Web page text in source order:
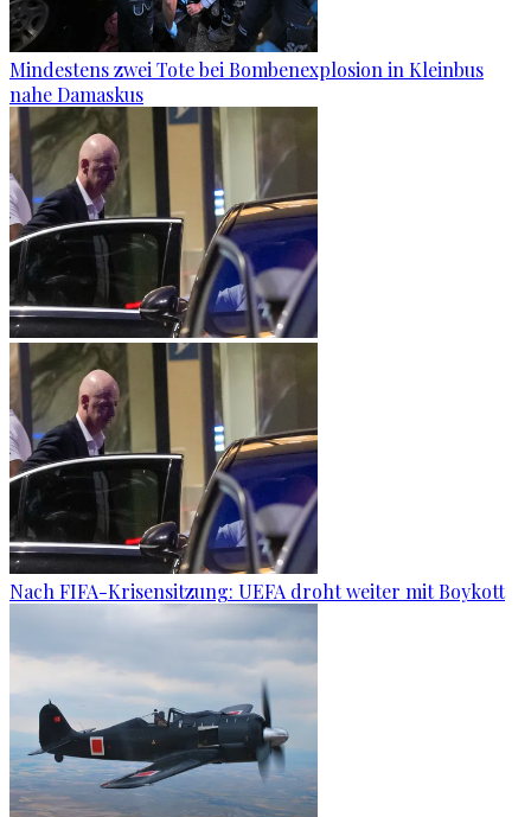
Mindestens zwei Tote bei Bombenexplosion in Kleinbus
nahe Damaskus
Nach FIFA-Krisensitzung: UEFA droht weiter mit Boykott